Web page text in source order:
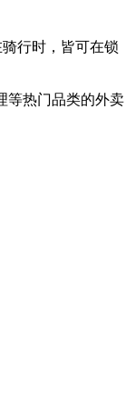
行时，皆可在锁
等热门品类的外卖